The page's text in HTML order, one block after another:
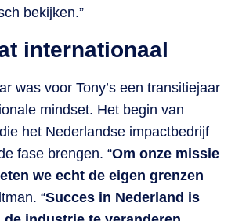
bekijken.”
internationaal
was voor Tony’s een transitiejaar
mindset. Het begin van
het Nederlandse impactbedrijf
fase brengen. “Om onze missie
we echt de eigen grenzen
“Succes in Nederland is